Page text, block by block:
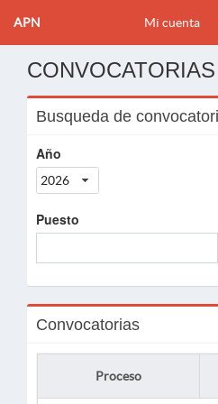
APN Mi cuenta
CONVOCATORIAS
Busqueda de
Año
2026
Puesto
Convocatorias
Proceso